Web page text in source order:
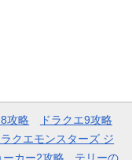
8攻略
ドラクエ9攻略
ラクエモンスターズ ジ